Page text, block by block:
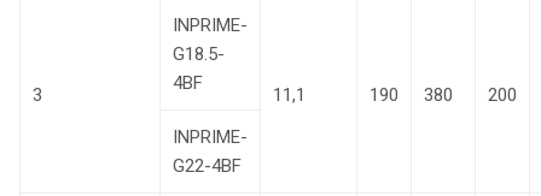
3
INPRIME-
G18.5-
4BF
11,1 190 380
200
INPRIME-
G22-4BF